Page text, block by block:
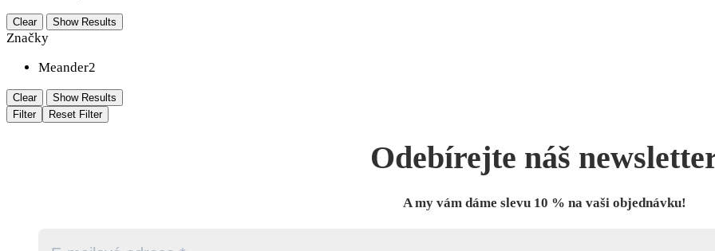
Clear Show Results
Značky
Meander2
Clear
Show Results
Filter
Reset Filter
Odebírejte náš
A my vám dáme slevu 10 % na vaši objednávku!